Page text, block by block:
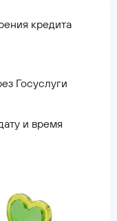
кредита
Госуслуги
и время